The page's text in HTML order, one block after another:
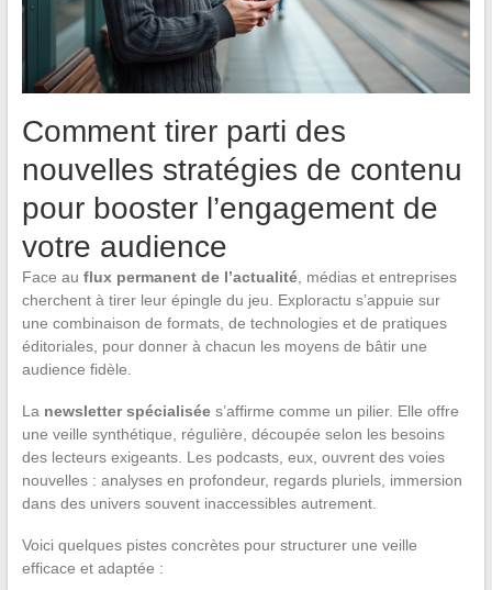
Comment tirer parti des
nouvelles stratégies de contenu
pour booster l’engagement de
votre audience
Face au flux permanent de l’actualité, médias et entreprises
cherchent à tirer leur épingle du jeu. Exploractu s’appuie sur
une combinaison de formats, de technologies et de pratiques
éditoriales, pour donner à chacun les moyens de bâtir une
audience fidèle.
La newsletter spécialisées’affirme comme un pilier. Elle offre
une veille synthétique, régulière, découpée selon les besoins
des lecteurs exigeants. Les podcasts, eux, ouvrent des voies
nouvelles : analyses en profondeur, regards pluriels, immersion
dans des univers souvent inaccessibles autrement.
Voici quelques pistes concrètes pour structurer une veille
efficace et adaptée :